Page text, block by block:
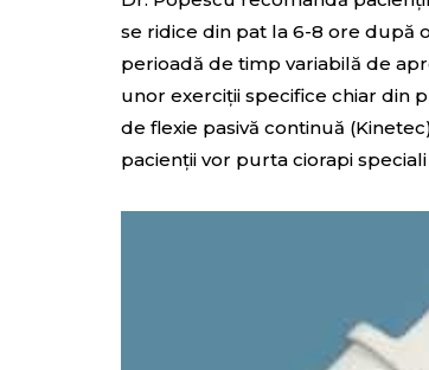
se ridice din pat la 6-8 ore după
perioadă de timp variabilă de
unor exerciții specifice chiar din
de flexie pasivă continuă
pacienții vor purta ciorapi